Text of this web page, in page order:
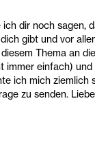
dir noch sagen,
gibt und vor
Thema an
immer einfach) und
ich mich ziemlich
zu senden.